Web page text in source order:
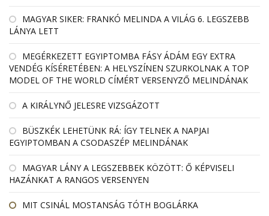
MAGYAR SIKER: FRANKÓ MELINDA A VILÁG 6. LEGSZEBB
LÁNYA LETT
MEGÉRKEZETT EGYIPTOMBA FÁSY ÁDÁM EGY EXTRA
VENDÉG KÍSÉRETÉBEN: A HELYSZÍNEN SZURKOLNAK A TOP
MODEL OF THE WORLD CÍMÉRT VERSENYZŐ MELINDÁNAK
A KIRÁLYNŐ JELESRE VIZSGÁZOTT
BÜSZKÉK LEHETÜNK RÁ: ÍGY TELNEK A NAPJAI
EGYIPTOMBAN A CSODASZÉP MELINDÁNAK
MAGYAR LÁNY A LEGSZEBBEK KÖZÖTT: Ő KÉPVISELI
HAZÁNKAT A RANGOS VERSENYEN
MIT CSINÁL MOSTANSÁG TÓTH BOGLÁRKA